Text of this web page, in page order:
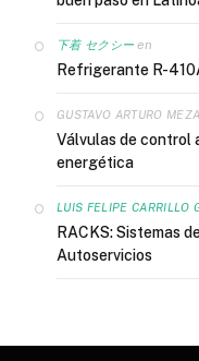
下着 セクシー en
Refrigerante R-
GUSTAVO ARTURO
Válvulas de control
energética
LUIS FELIPE CARRILLO
RACKS: Sistemas
Autoservicios